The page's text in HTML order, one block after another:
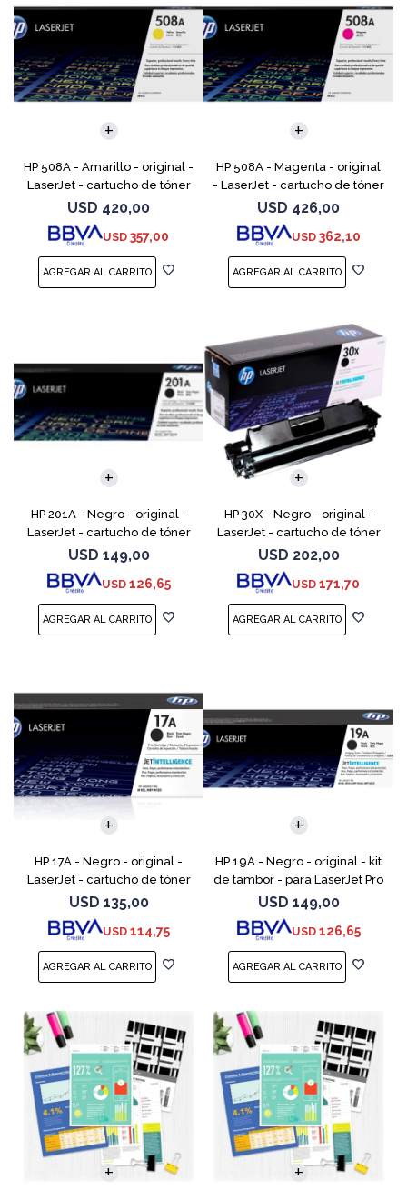
HP 508A - Amarillo - original -
LaserJet - cartucho de tóner
(CF362A) - para Color
LaserJet Enterprise MFP M577;
LaserJet Enterp
USD 420,00
USD 357,00
HP 508A - Magenta - original
- LaserJet - cartucho de tóner
(CF363A) - para Color
LaserJet Enterprise MFP M577;
LaserJet Enterpr
USD 426,00
USD 362,10
HP 201A - Negro - original -
LaserJet - cartucho de tóner
(CF400A) - para Color
LaserJet Pro M252dn,
M252dw, M252n, MFP M277c6,
USD 149,00
USD 126,65
HP 30X - Negro - original -
LaserJet - cartucho de tóner
(CF230X) - para LaserJet Pro
M203d, M203dn, M203dw, MFP
M227fdn, MFP M2
USD 202,00
USD 171,70
HP 17A - Negro - original -
LaserJet - cartucho de tóner
(CF217A) - para LaserJet Pro
M102a, M102w, MFP M130a,
MFP M130fn, MFP M
USD 135,00
USD 114,75
HP 19A - Negro - original - kit
de tambor - para LaserJet Pro
M102, M104, MFP M130, MFP
M132
USD 149,00
USD 126,65